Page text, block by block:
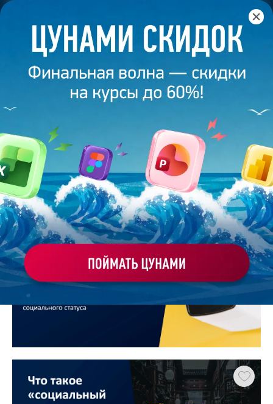
Главная /Банк слайдов / Презентация 565 – Мария Н.
ПРЕЗЕНТАЦИЯ 565 - МАРИЯ Н.
Моё избранное
Работа
студента
ХОЧУ ЗАКАЗАТЬ ТАКУЮ ПРЕЗЕНТАЦИЮ